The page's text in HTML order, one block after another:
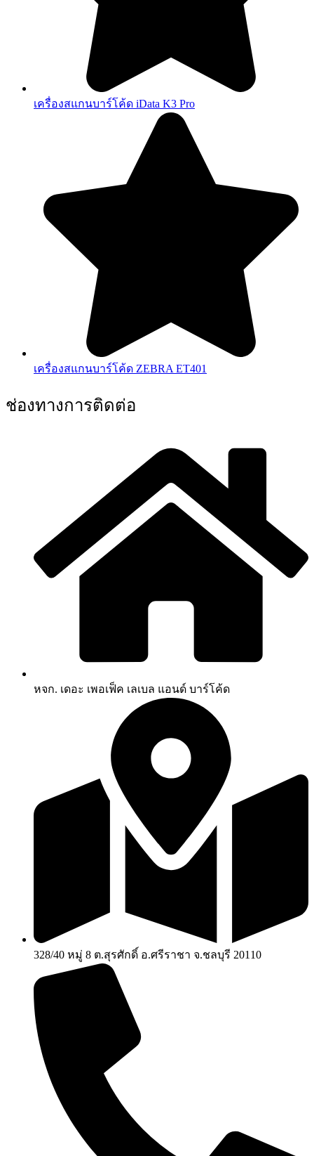
เครื่องสแกนบาร์โค้ด iData K3 Pro
เครื่องสแกนบาร์โค้ด ZEBRA ET401
ช่องทางการติดต่อ
หจก. เดอะ เพอเฟ็ค เลเบล แอนด์ บาร์โค้ด
328/40 หมู่ 8 ต.สุรศักดิ์ อ.ศรีราชา จ.ชลบุรี 20110